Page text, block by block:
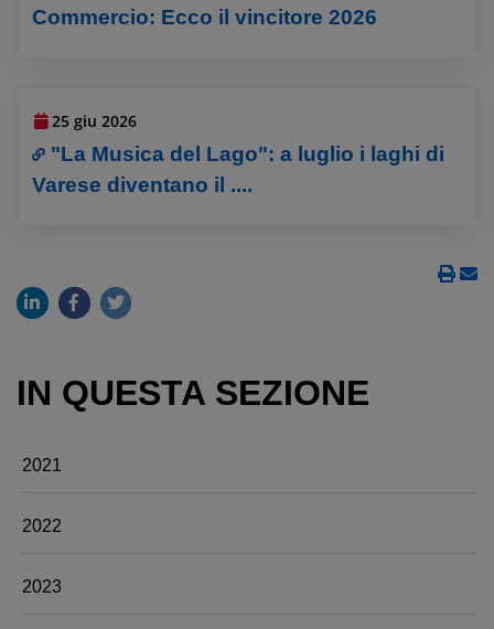
Commercio: Ecco il vincitore 2026
25 giu 2026
"La Musica del Lago": a luglio i laghi di
Varese diventano il ....
IN QUESTA SEZIONE
2021
2022
2023